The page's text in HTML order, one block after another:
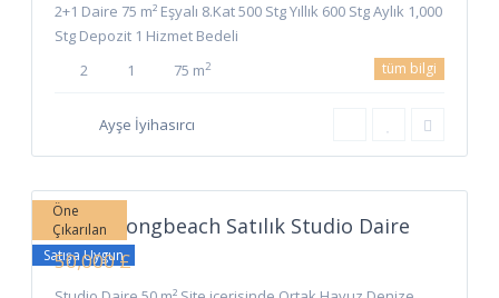
2+1 Daire 75 m² Eşyalı 8.Kat 500 Stg Yıllık 600 Stg Aylık 1,000
Stg Depozit 1 Hizmet Bedeli
2
1 75 m2 tüm bilgi
Ayşe İyihasırcı
Beach,
Öne
Çıkarılan
Satışa Uygun
İskele Longbeach Satılık Studio Daire
50,000 £